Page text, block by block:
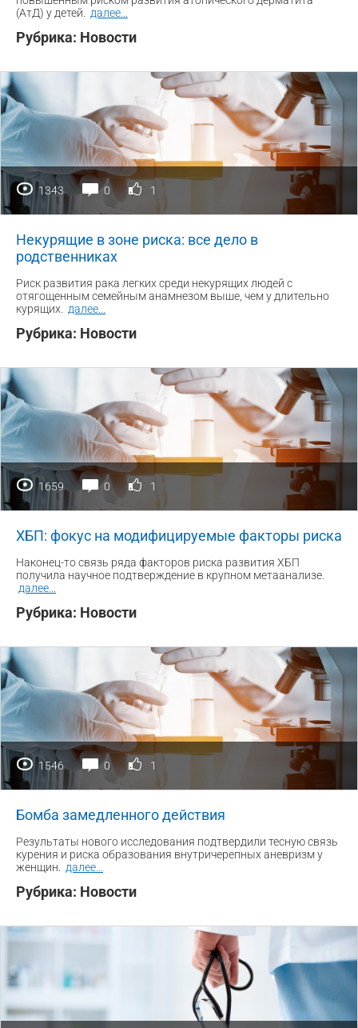
(АтД) у детей.
далее
Рубрика: Новости
1343 0 1
Некурящие в зоне риска: все дело в
родственниках
Риск развития рака легких среди некурящих людей с
отягощенным семейным анамнезом выше, чем у длительно
курящих.
далее
Рубрика: Новости
1659 0 1
ХБП: фокус на модифицируемые факторы риска
Наконец-то связь ряда факторов риска развития ХБП
получила научное подтверждение в крупном метаанализе.
далее
Рубрика: Новости
1546 0 1
Бомба замедленного действия
Результаты нового исследования подтвердили тесную связь
курения и риска образования внутричерепных аневризм у
женщин.
далее
Рубрика: Новости